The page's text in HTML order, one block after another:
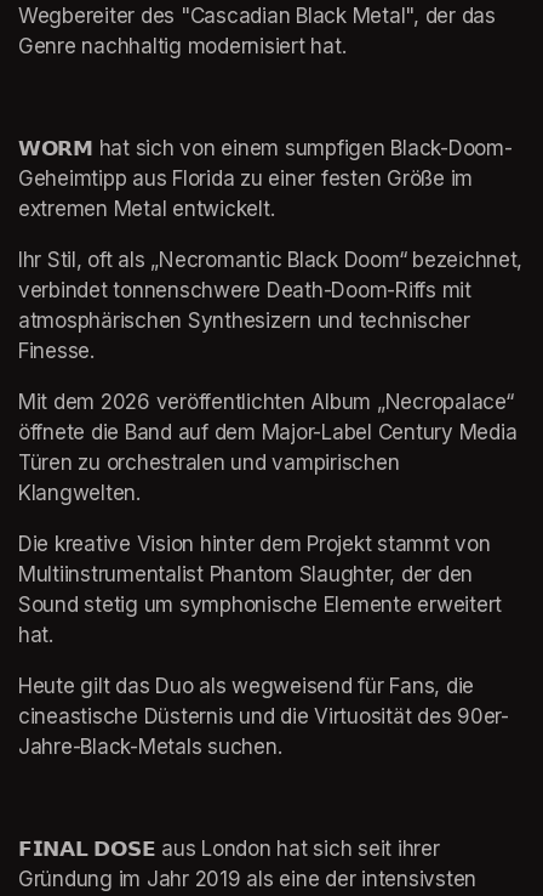
Wegbereiter des "Cascadian Black Metal", der das
Genre nachhaltig modernisiert hat.
𝗪𝗢𝗥𝗠 hat sich von einem sumpfigen Black-Doom-
Geheimtipp aus Florida zu einer festen Größe im
extremen Metal entwickelt.
Ihr Stil, oft als „Necromantic Black Doom“ bezeichnet,
verbindet tonnenschwere Death-Doom-Riffs mit
atmosphärischen Synthesizern und technischer
Finesse.
Mit dem 2026 veröffentlichten Album „Necropalace“
öffnete die Band auf dem Major-Label Century Media
Türen zu orchestralen und vampirischen
Klangwelten.
Die kreative Vision hinter dem Projekt stammt von
Multiinstrumentalist Phantom Slaughter, der den
Sound stetig um symphonische Elemente erweitert
hat.
Heute gilt das Duo als wegweisend für Fans, die
cineastische Düsternis und die Virtuosität des 90er-
Jahre-Black-Metals suchen.
𝗙𝗜𝗡𝗔𝗟 𝗗𝗢𝗦𝗘 aus London hat sich seit ihrer
Gründung im Jahr 2019 als eine der intensivsten